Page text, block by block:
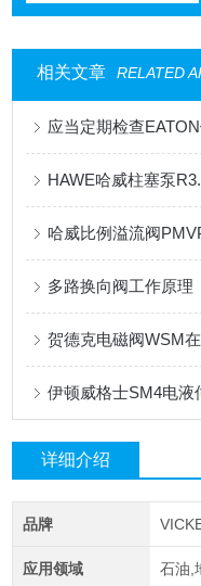
相关文章 RELATED
应当定期检查
HAWE哈威柱塞泵
哈威比例溢流阀
多路换向阀工作原理
贺德克电磁阀WSM
伊顿威格士SM4电液
详细介绍
品牌
应用领域 石油,